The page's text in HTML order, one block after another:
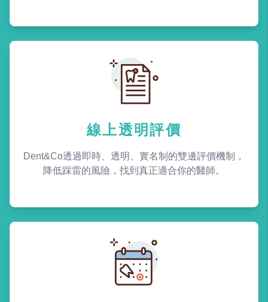
線上透明評價
Dent&Co透過即時、透明、實名制的雙邊評價機制，
降低踩雷的風險，找到真正適合你的醫師。